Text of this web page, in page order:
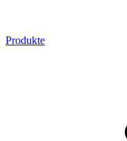
Produkte